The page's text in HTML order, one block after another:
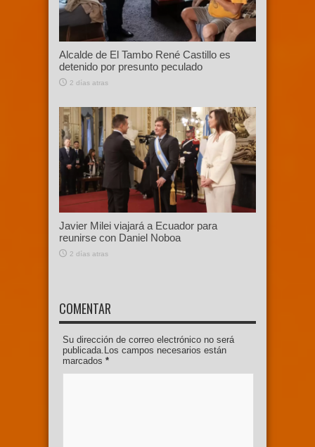
Alcalde de El Tambo René Castillo es
detenido por presunto peculado
2 días atras
Javier Milei viajará a Ecuador para
reunirse con Daniel Noboa
2 días atras
COMENTAR
Su dirección de correo electrónico no será
publicada.Los campos necesarios están
marcados *